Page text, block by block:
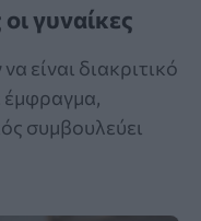
γυναίκες
είναι διακριτικό
έμφραγμα,
συμβουλεύει